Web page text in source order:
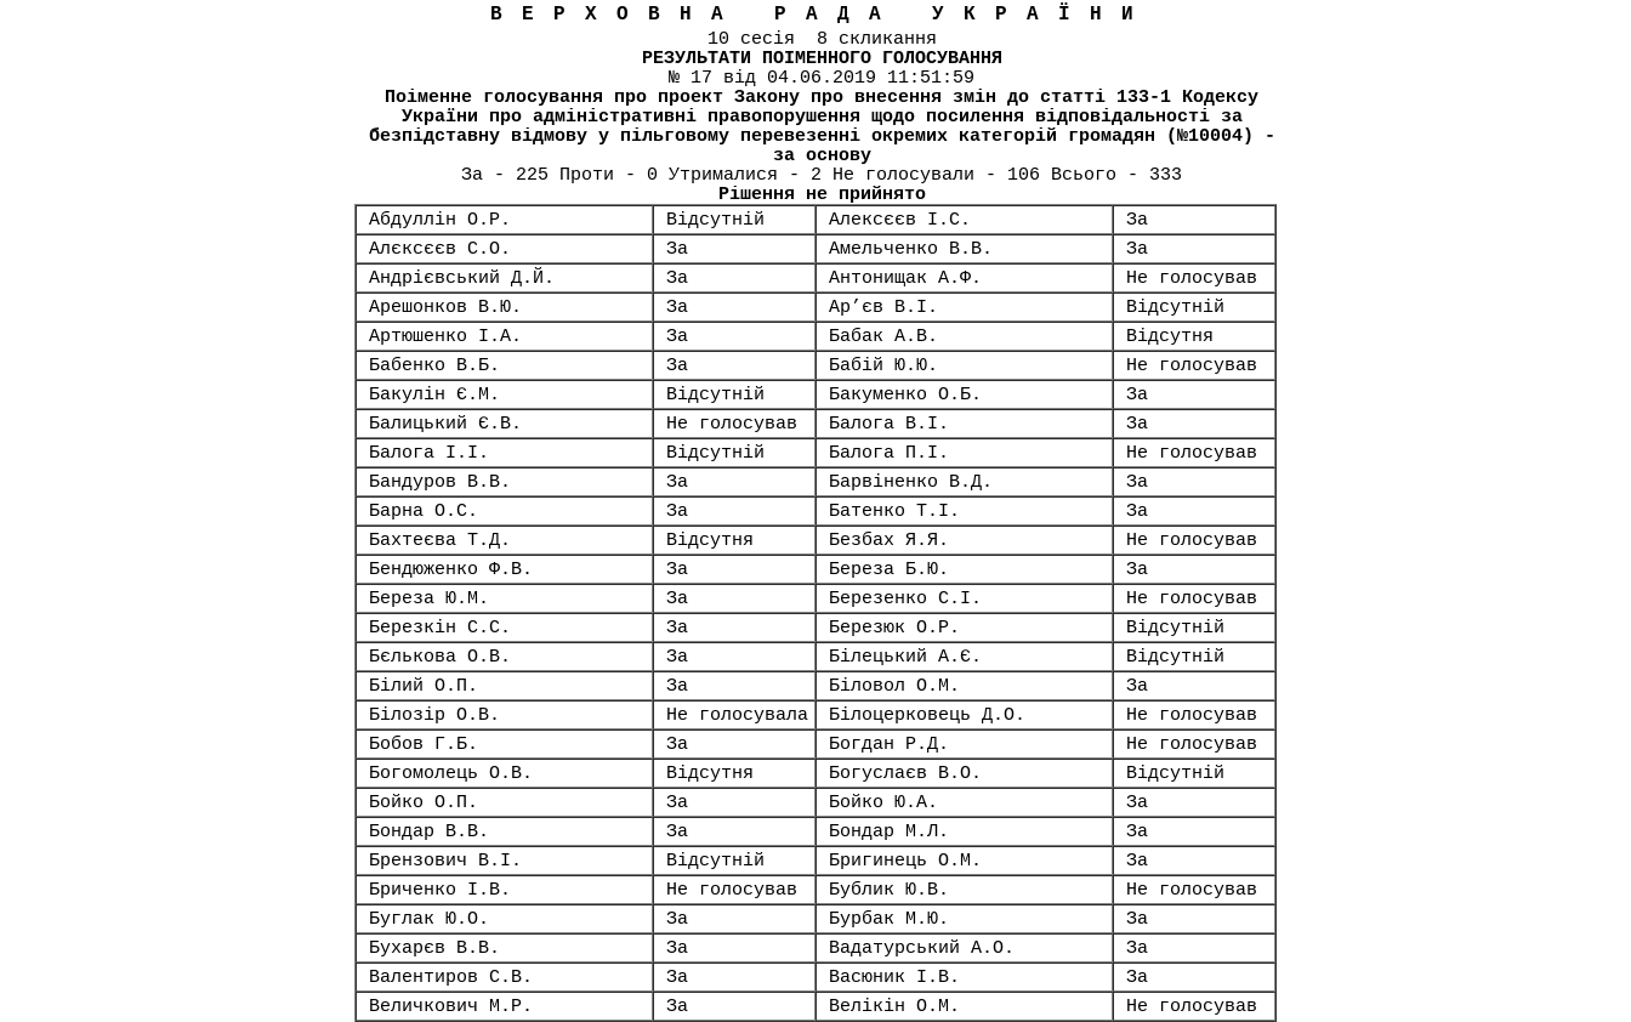
ВЕРХОВНА РАДА УКРАЇНИ
10 сесія 8 скликання
РЕЗУЛЬТАТИ ПОІМЕННОГО ГОЛОСУВАННЯ
№ 17 від 04.06.2019 11:51:59
Поіменне голосування про проект Закону про внесення змін до статті 133-1 Кодексу
України про адміністративні правопорушення щодо посилення відповідальності за
безпідставну відмову у пільговому перевезенні окремих категорій громадян (№10004) -
за основу
За - 225 Проти - 0 Утрималися - 2 Не голосували - 106 Всього - 333
Рішення не прийнято
Абдуллін О.Р.
Відсутній Алексєєв І.С.
За
Алєксєєв С.О.
За Амельченко В.В.
За
Андрієвський Д.Й.
За Антонищак А.Ф.
Не голосував
Арешонков В.Ю.
За Ар’єв В.І.
Відсутній
Артюшенко І.А.
За Бабак А.В.
Відсутня
Бабенко В.Б.
За Бабій Ю.Ю.
Не голосував
Бакулін Є.М.
Відсутній Бакуменко О.Б.
За
Балицький Є.В.
Не голосував Балога В.І.
За
Балога І.І.
Відсутній Балога П.І.
Не голосував
Бандуров В.В.
За Барвіненко В.Д.
За
Барна О.С.
За Батенко Т.І.
За
Бахтеєва Т.Д.
Відсутня Безбах Я.Я.
Не голосував
Бендюженко Ф.В.
За Береза Б.Ю.
За
Береза Ю.М.
За Березенко С.І.
Не голосував
Березкін С.С.
За Березюк О.Р.
Відсутній
Бєлькова О.В.
За Білецький А.Є.
Відсутній
Білий О.П.
За Біловол О.М.
За
Білозір О.В.
Не голосувала Білоцерковець Д.О.
Не голосував
Бобов Г.Б.
За Богдан Р.Д.
Не голосував
Богомолець О.В.
Відсутня Богуслаєв В.О.
Відсутній
Бойко О.П.
За Бойко Ю.А.
За
Бондар В.В.
За Бондар М.Л.
За
Брензович В.І.
Відсутній Бригинець О.М.
За
Бриченко І.В.
Не голосував Бублик Ю.В.
Не голосував
Буглак Ю.О.
За Бурбак М.Ю.
За
Бухарєв В.В.
За Вадатурський А.О.
За
Валентиров С.В.
За Васюник І.В.
За
Величкович М.Р.
За Велікін О.М.
Не голосував